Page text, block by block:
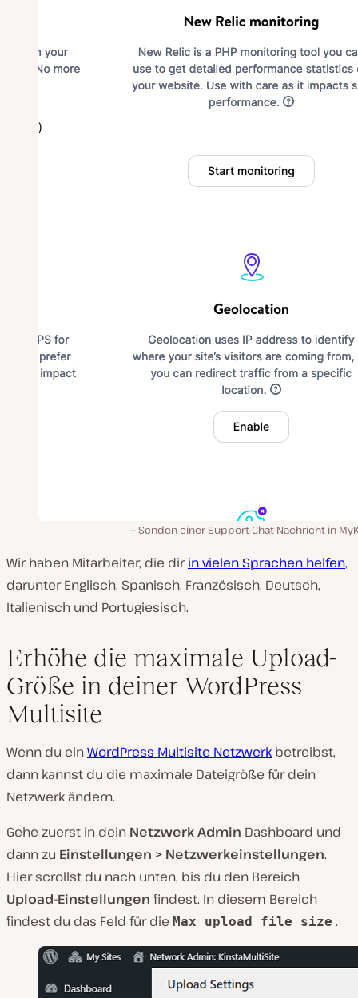
Senden einer Support-Chat-Nachricht in
Wir haben Mitarbeiter, die dirin vielen Sprachen helfen,
darunter Englisch, Spanisch, Französisch, Deutsch,
Italienisch und Portugiesisch.
Erhöhe die maximale Upload-
Größe in deiner WordPress
Multisite
Wenn du einWordPress Multisite Netzwerk betreibst,
dann kannst du die maximale Dateigröße für dein
Netzwerk ändern.
Gehe zuerst in dein Netzwerk Admin Dashboard und
dann zu Einstellungen > Netzwerkeinstellungen.
Hier scrollst du nach unten, bis du den Bereich
Upload-Einstellungen findest. In diesem Bereich
findest du das Feld für die Max upload file size .